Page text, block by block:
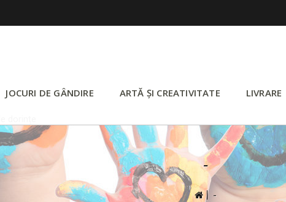
JOCURI DE GÂNDIRE ARTĂ ȘI CREATIVITATE LIVRARE
-
>
-